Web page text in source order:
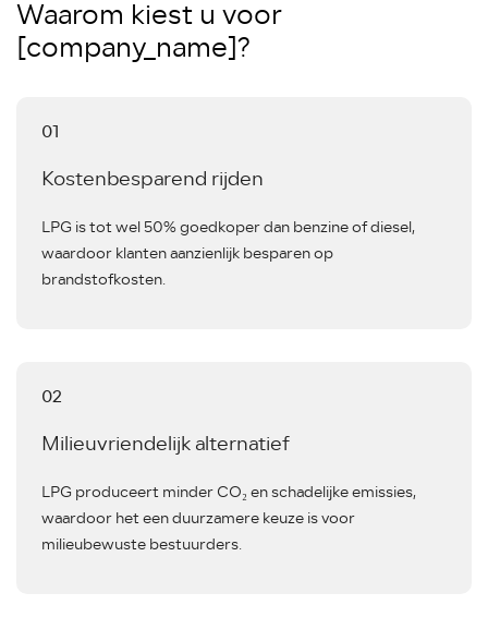
Waarom kiest u voor
[company_name]?
01
Kostenbesparend rijden
LPG is tot wel 50% goedkoper dan benzine of diesel,
waardoor klanten aanzienlijk besparen op
brandstofkosten.
02
Milieuvriendelijk alternatief
LPG produceert minder CO₂ en schadelijke emissies,
waardoor het een duurzamere keuze is voor
milieubewuste bestuurders.